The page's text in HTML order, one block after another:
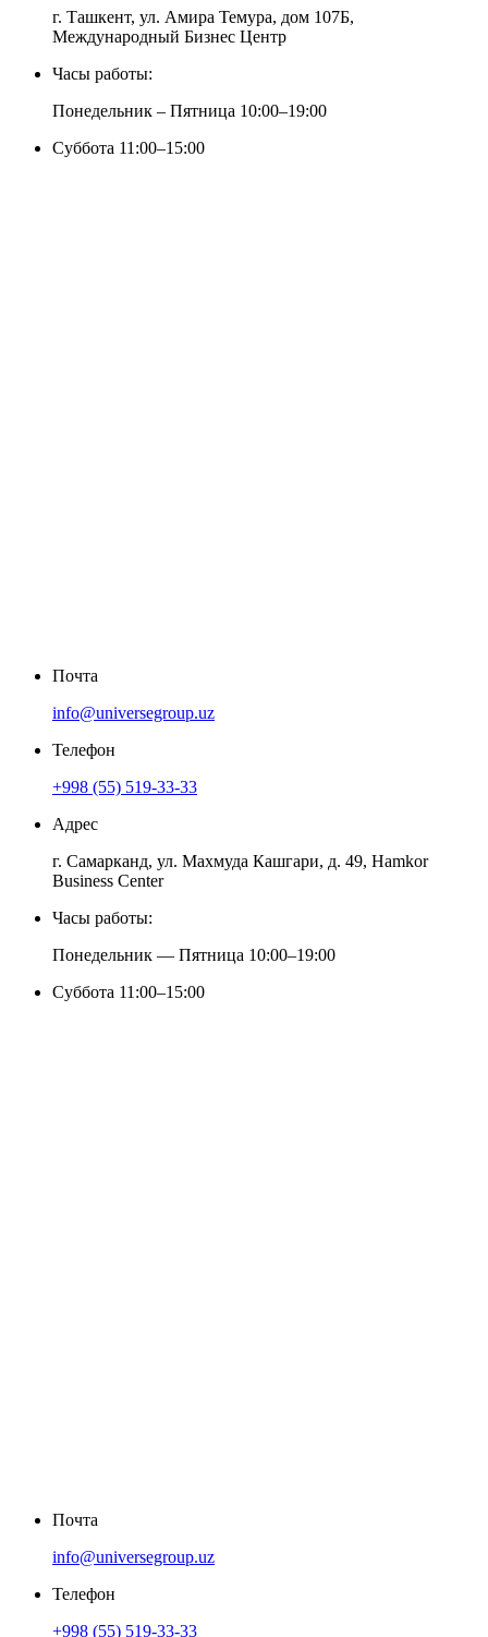
г. Ташкент, ул. Амира Темура, дом 107Б,
Международный Бизнес Центр
Часы работы:
Понедельник – Пятница 10:00–19:00
Суббота 11:00–15:00
Почта
info@universegroup.uz
Телефон
+998 (55) 519-33-33
Адрес
г. Самарканд, ул. Махмуда Кашгари, д. 49, Hamkor
Business Center
Часы работы:
Понедельник — Пятница 10:00–19:00
Суббота 11:00–15:00
Почта
info@universegroup.uz
Телефон
+998 (55) 519-33-33